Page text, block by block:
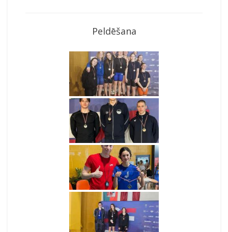
Peldēšana